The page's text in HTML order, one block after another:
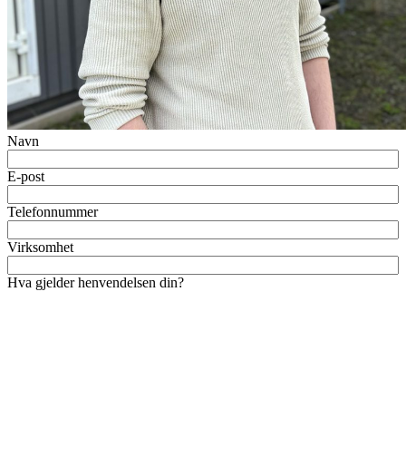
Navn
E-post
Telefonnummer
Virksomhet
Hva gjelder henvendelsen din?